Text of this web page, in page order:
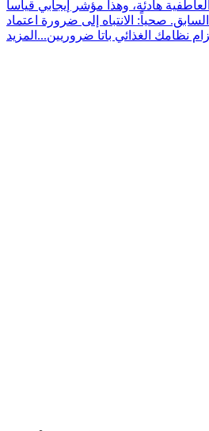
هادئة، وهذا مؤشر إيجابي قياساً
صحياً: الانتباه إلى ضرورة اعتماد
نظامك الغذائي باتا ضروريين... المزيد